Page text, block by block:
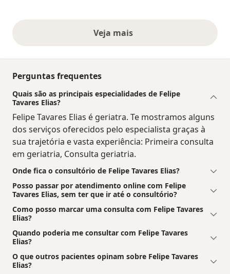
Veja maisopiniões acima
Perguntas frequentes
Quais são as principais especialidades de Felipe
Tavares Elias?
Felipe Tavares Elias é geriatra. Te mostramos alguns
dos serviços oferecidos pelo especialista graças à
sua trajetória e vasta experiência: Primeira consulta
em geriatria, Consulta geriatria.
Onde fica o consultório de Felipe Tavares Elias?
Posso passar por atendimento online com Felipe
Tavares Elias, sem ter que ir até o consultório?
Como posso marcar uma consulta com Felipe Tavares
Elias?
Quando poderia me consultar com Felipe Tavares
Elias?
O que outros pacientes opinam sobre Felipe Tavares
Elias?